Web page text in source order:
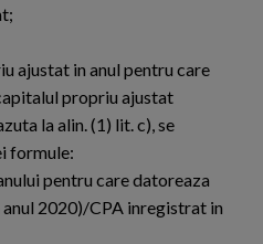
ajustat in anul pentru care
propriu ajustat
la alin. (1) lit. c), se
formule:
pentru care datoreaza
2020)/CPA inregistrat in